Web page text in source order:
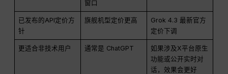
窗口
已发布的API定价方
针
旗舰机型定价更高
Grok 4.3 最新官方
定价下调
更适合非技术用户 通常是 ChatGPT
如果涉及X平台原生
功能或公开实时对
话，效果会更好